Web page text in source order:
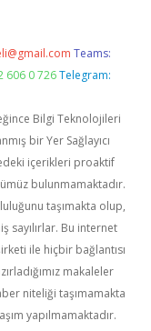
Teams:
606 0 726 Telegram:
Bilgi Teknolojileri
bir Yer Sağlayıcı
içerikleri proaktif
bulunmamaktadır.
taşımakta olup,
sayılırlar. Bu internet
ile hiçbir bağlantısı
makaleler
niteliği taşımamakta
yapılmamaktadır.